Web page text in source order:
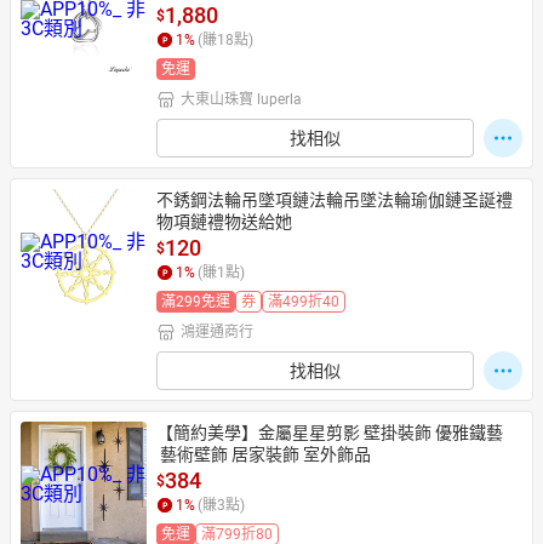
10%
$1,880
1 % (賺18點)
免運
大東山珠寶 luperla
找相似
不銹鋼法輪吊墜項鏈法輪吊墜法輪瑜伽鏈圣誕禮
物項鏈禮物送給她
$120
1 % (賺1 點)
滿299免運
券
滿499折40
鴻運通商行
找相似
【簡約美學】金屬星星剪影 壁掛裝飾 優雅鐵藝
藝術壁飾 居家裝飾 室外飾品
$384
1 % (賺3點)
免運
滿799折80